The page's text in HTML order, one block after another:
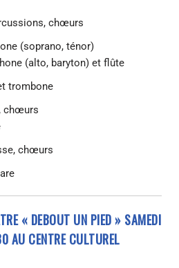
chœurs
(soprano, ténor)
(alto, baryton) et flûte
trombone
chœurs
chœurs
« DEBOUT UN PIED » SAMEDI
AU CENTRE CULTUREL